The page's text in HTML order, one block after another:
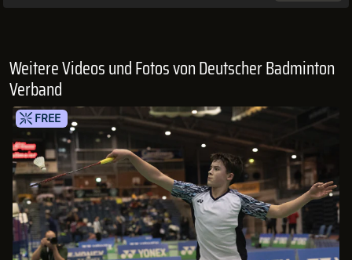
Weitere Videos und Fotos von Deutscher Badminton
Verband
FREE